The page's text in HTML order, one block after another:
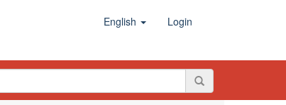
English Login